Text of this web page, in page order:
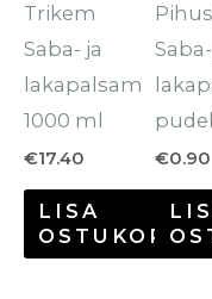
Trikem
Saba- ja
lakapalsam
1000 ml
€17.40
LISA
OSTUKORVI
€0.90